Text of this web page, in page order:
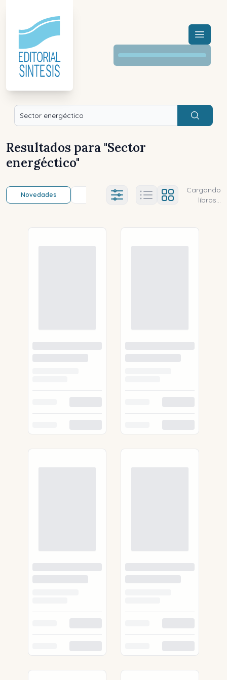
Menú
Buscar
Resultados para "Sector
energéctico"
Novedades Título (a-z) Título (z-a)
Ajustes abierto
Cargando
libros...